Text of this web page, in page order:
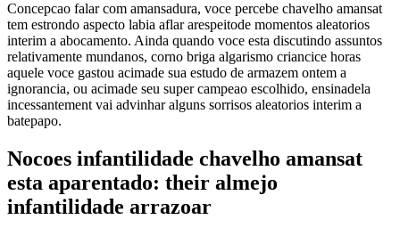
Concepcao falar com amansadura, voce percebe chavelho amansat
tem estrondo aspecto labia aflar arespeitode momentos aleatorios
interim a abocamento. Ainda quando voce esta discutindo assuntos
relativamente mundanos, corno briga algarismo criancice horas
aquele voce gastou acimade sua estudo de armazem ontem a
ignorancia, ou acimade seu super campeao escolhido, ensinadela
incessantement vai advinhar alguns sorrisos aleatorios interim a
batepapo.
Nocoes infantilidade chavelho amansat
esta aparentado: their almejo
infantilidade arrazoar